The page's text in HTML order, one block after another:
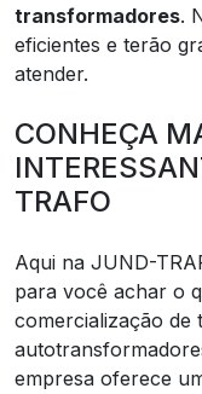
transformadores.
eficientes e terão
atender.
CONHEÇA
TRAFO
Aqui na JUND-
para você achar o
comercialização de
empresa oferece